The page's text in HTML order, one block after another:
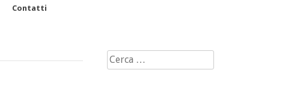
Contatti
Ricerca
per: